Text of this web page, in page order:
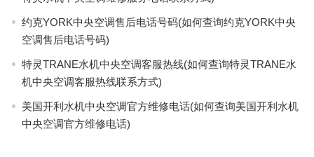
约克YORK中央空调售后电话号码(如何查询约克YORK中央
空调售后电话号码)
特灵TRANE水机中央空调客服热线(如何查询特灵TRANE水
机中央空调客服热线联系方式)
美国开利水机中央空调官方维修电话(如何查询美国开利水机
中央空调官方维修电话)